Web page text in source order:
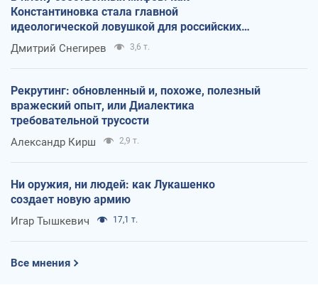
Константиновка стала главной
идеологической ловушкой для российских
оккупантов
Дмитрий Снегирев 3,6 т.
Рекрутинг: обновленный и, похоже, полезный
вражеский опыт, или Диалектика
требовательной трусости
Александр Кирш 2,9 т.
Ни оружия, ни людей: как Лукашенко
создает новую армию
Игар Тышкевич 17,1 т.
Все мнения